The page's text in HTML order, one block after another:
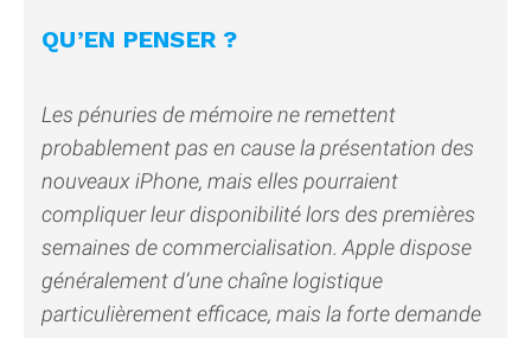
QU’EN PENSER ?
Les pénuries de mémoire ne remettent
probablement pas en cause la présentation des
nouveaux iPhone, mais elles pourraient
compliquer leur disponibilité lors des premières
semaines de commercialisation. Apple dispose
généralement d’une chaîne logistique
particulièrement efficace, mais la forte demande